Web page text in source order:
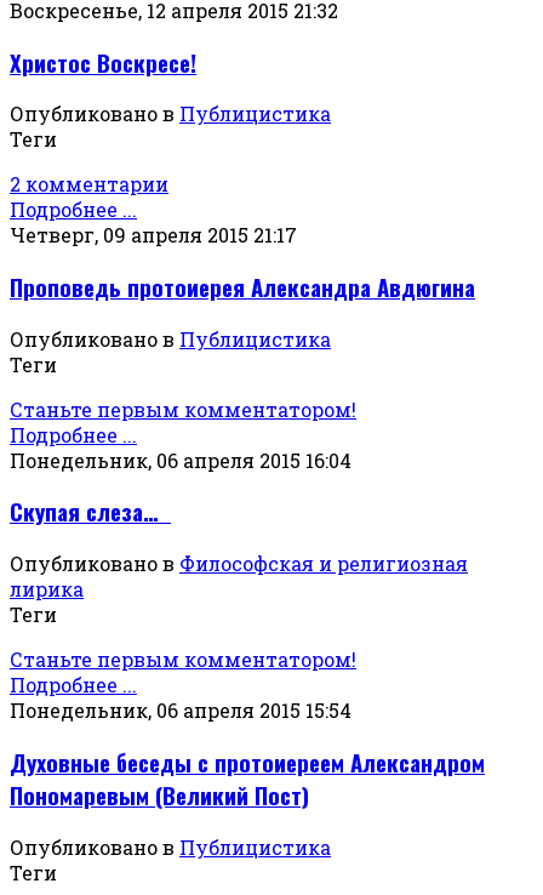
Воскресенье, 12 апреля 2015 21:32
Христос Воскресе!
Опубликовано в Публицистика
Теги
2 комментарии
Подробнее ...
Четверг, 09 апреля 2015 21:17
Проповедь протоиерея Александра Авдюгина
Опубликовано в Публицистика
Теги
Станьте первым комментатором!
Подробнее ...
Понедельник, 06 апреля 2015 16:04
Скупая слеза…
Опубликовано в Философская и религиозная
лирика
Теги
Станьте первым комментатором!
Подробнее ...
Понедельник, 06 апреля 2015 15:54
Духовные беседы с протоиереем Александром
Пономаревым (Великий Пост)
Опубликовано в Публицистика
Теги